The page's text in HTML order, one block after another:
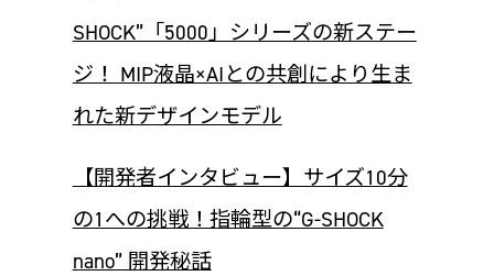
SHOCK”「5000」シリーズの新ステー
ジ！ MIP液晶×AIとの共創により生ま
れた新デザインモデル
【開発者インタビュー】サイズ10分
の1への挑戦！指輪型の“G-SHOCK
nano” 開発秘話